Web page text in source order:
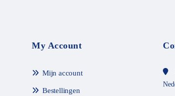
My Account
Mijn account
Bestellingen